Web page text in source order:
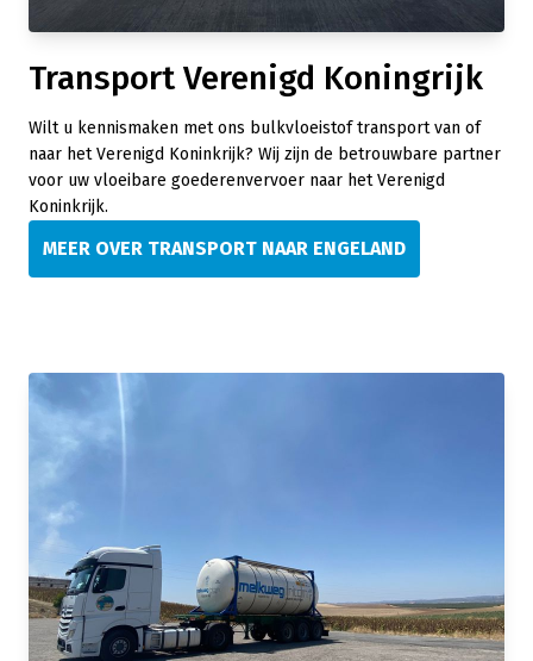
Transport Verenigd Koningrijk
Wilt u kennismaken met ons bulkvloeistof transport van of
naar het Verenigd Koninkrijk? Wij zijn de betrouwbare partner
voor uw vloeibare goederenvervoer naar het Verenigd
Koninkrijk.
MEER OVER TRANSPORT NAAR ENGELAND